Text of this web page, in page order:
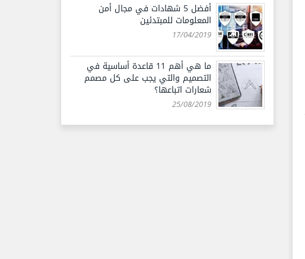
أفضل 5 شهادات في مجال أمن
المعلومات للمبتدئين
17/04/2019
ما هي أهم 11 قاعدة أساسية في
التصميم والتي يجب على كل مصمم
شعارات اتباعها؟
25/08/2019